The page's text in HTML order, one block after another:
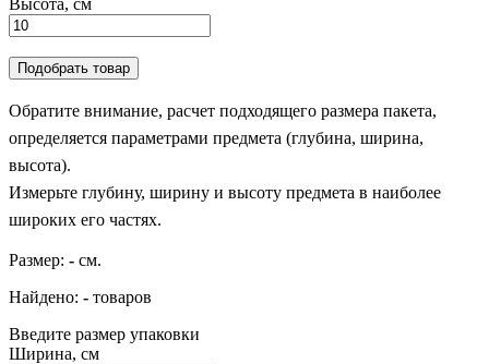
Подобрать товар
Обратите внимание, расчет подходящего размера пакета,
определяется параметрами предмета (глубина, ширина,
высота).
Измерьте глубину, ширину и высоту предмета в наиболее
широких его частях.
Размер: - см.
Найдено: - товаров
Введите размер упаковки
Ширина, см